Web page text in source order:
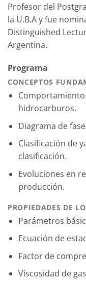
Profesor del
la U.B.A y fue
Distinguished
Argentina.
Programa
CONCEPTOS
Comportamiento
hidrocarburos.
Diagrama de
Clasificación de
clasificación.
Evoluciones en
producción.
PROPIEDADES DE
Parámetros
Ecuación de
Factor de
Viscosidad de